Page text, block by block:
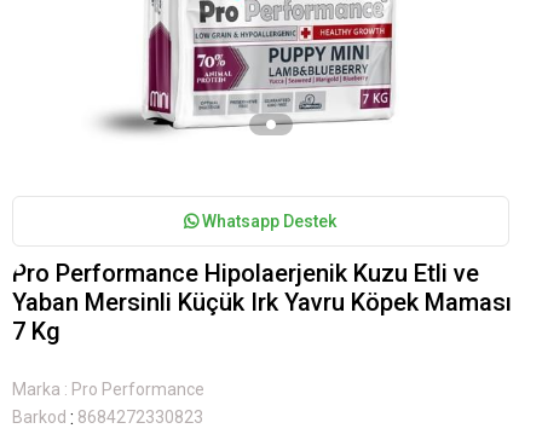
Whatsapp Destek
Pro Performance Hipolaerjenik Kuzu Etli ve
Yaban Mersinli Küçük Irk Yavru Köpek Maması
7 Kg
Marka : Pro Performance
Barkod : 8684272330823